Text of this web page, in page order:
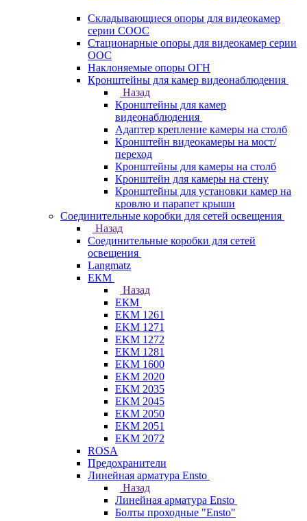
Складывающиеся опоры для видеокамер
серии СООС
Стационарные опоры для видеокамер серии
ООС
Наклоняемые опоры ОГН
Кронштейны для камер видеонаблюдения
Назад
Кронштейны для камер
видеонаблюдения
Адаптер крепление камеры на столб
Кронштейн видеокамеры на мост/
переход
Кронштейны для камеры на столб
Кронштейн для камеры на стену
Кронштейны для установки камер на
кровлю и парапет крыши
Соединительные коробки для сетей освещения
Назад
Соединительные коробки для сетей
освещения
Langmatz
ЕКМ
Назад
ЕКМ
EKM 1261
EKM 1271
EKM 1272
EKM 1281
EKM 1600
EKM 2020
EKM 2035
EKM 2045
EKM 2050
EKM 2051
EKM 2072
ROSA
Предохранители
Линейная арматура Ensto
Назад
Линейная арматура Ensto
Болты проходные "Ensto"